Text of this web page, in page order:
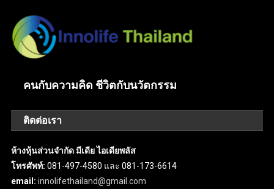
คนกับความคิด ชีวิตกับนวัตกรรม
ติดต่อเรา
ห้างหุ้นส่วนจำกัด มีเดีย ไอเดียพลัส
โทรศัพท์: 081-497-4580 และ 081-173-6614
email: innolifethailand@gmail.com